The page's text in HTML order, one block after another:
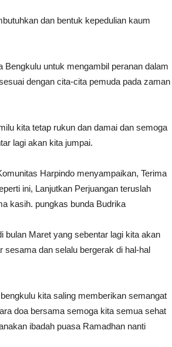
dan bentuk kepedulian kaum
untuk mengambil peranan dalam
dengan cita-cita pemuda pada zaman
kita tetap rukun dan damai dan semoga
lagi akan kita jumpai.
Harpindo menyampaikan, Terima
ini, Lanjutkan Perjuangan teruslah
kasih. pungkas bunda Budrika
Maret yang sebentar lagi kita akan
sesama dan selalu bergerak di hal-hal
kita saling memberikan semangat
doa bersama semoga kita semua sehat
ibadah puasa Ramadhan nanti